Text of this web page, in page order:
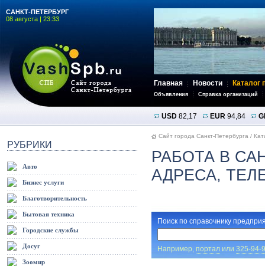
САНКТ-ПЕТЕРБУРГ
08 августа | 23:33
Главная Новости Каталог
Объявления Справка организаций
USD 82,17 EUR 94,84
РУБРИКИ
Авто
Бизнес услуги
Благотворительность
Бытовая техника
Городские службы
Досуг
Зоомир
Сайт города Санкт-Петербурга /
РАБОТА В
АДРЕСА,
Поиск по справочнику
Например, порталили 325-94-